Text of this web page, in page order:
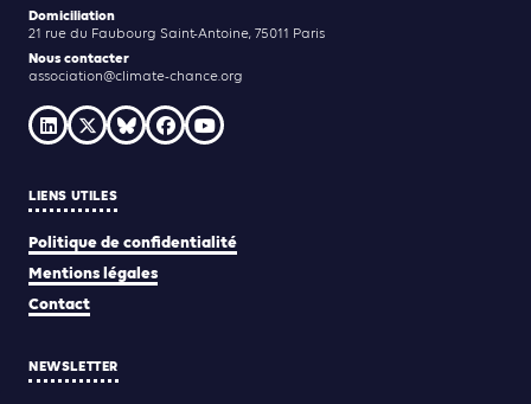
Domiciliation
21 rue du Faubourg Saint-Antoine, 75011 Paris
Nous contacter
association@climate-chance.org
LIENS UTILES
Politique de confidentialité
Mentions légales
Contact
NEWSLETTER